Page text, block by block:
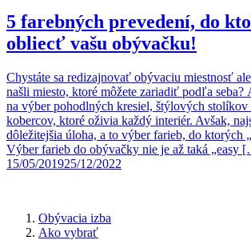
5 farebných prevedení, do
obliecť vašu obývačku!
Chystáte sa redizajnovať obývaciu miestnosť
našli miesto, ktoré môžete zariadiť podľa seba?
na výber pohodlných kresiel, štýlových
kobercov, ktoré oživia každý interiér. Avšak,
dôležitejšia úloha, a to výber farieb, do ktorých
Výber farieb do obývačky nie je až taká „easy
15/05/201925/12/2022
Obývacia izba
Ako vybrať